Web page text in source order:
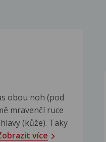
obou noh (pod
mravenčí ruce
(kůže). Taky
více